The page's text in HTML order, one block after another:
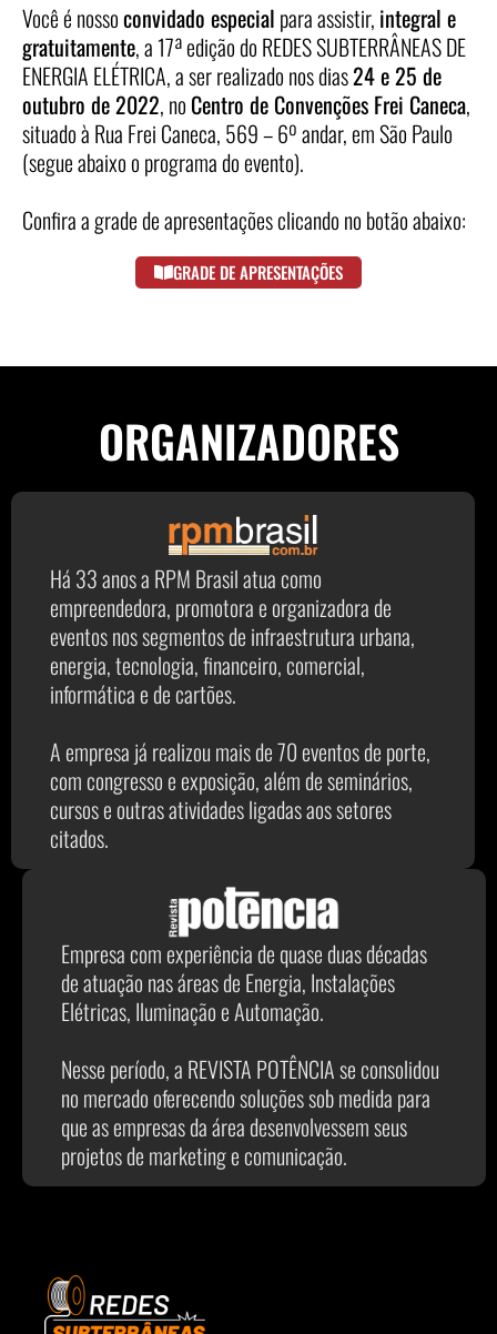
Você é nossoconvidado especial para assistir, integral e
gratuitamente, a 17ª edição do REDES SUBTERRÂNEAS DE
ENERGIA ELÉTRICA, a ser realizado nos dias24 e 25 de
outubro de 2022, no Centro de Convenções Frei Caneca,
situado à Rua Frei Caneca, 569 – 6º andar, em São Paulo
(segue abaixo o programa do evento).
Confira a grade de apresentações clicando no botão abaixo:
GRADE DE APRESENTAÇÕES
ORGANIZADORES
Há 33 anos a RPM Brasil atua como
empreendedora, promotora e organizadora de
eventos nos segmentos de infraestrutura urbana,
energia, tecnologia, financeiro, comercial,
informática e de cartões.
A empresa já realizou mais de 70 eventos de porte,
com congresso e exposição, além de seminários,
cursos e outras atividades ligadas aos setores
citados.
Empresa com experiência de quase duas décadas
de atuação nas áreas de Energia, Instalações
Elétricas, Iluminação e Automação.
Nesse período, a REVISTA POTÊNCIA se consolidou
no mercado oferecendo soluções sob medida para
que as empresas da área desenvolvessem seus
projetos de marketing e comunicação.